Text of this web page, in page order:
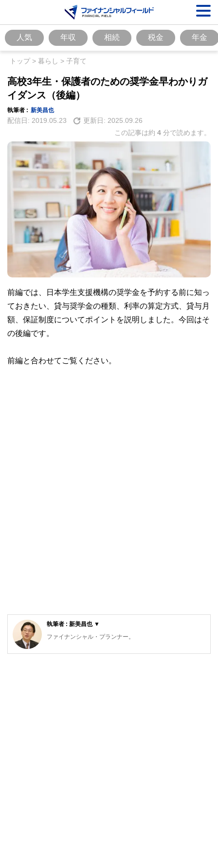
人気 年収 相続 税金 年金
トップ> 暮らし > 子育て
高校3年生・保護者のための奨学金早わかりガ
イダンス（後編）
執筆者 : 新美昌也
配信日: 2019.05.23 更新日: 2025.09.26
この記事は約 4 分で読めます。
前編では、日本学生支援機構の奨学金を予約する前に知っ
ておきたい、貸与奨学金の種類、利率の算定方式、貸与月
額、保証制度についてポイントを説明しました。今回はそ
の後編です。
前編と合わせてご覧ください。
執筆者 : 新美昌也 ▼
ファイナンシャル・プランナー。
ライフプラン・キャッシュフロー分析に基づいた家計相談を